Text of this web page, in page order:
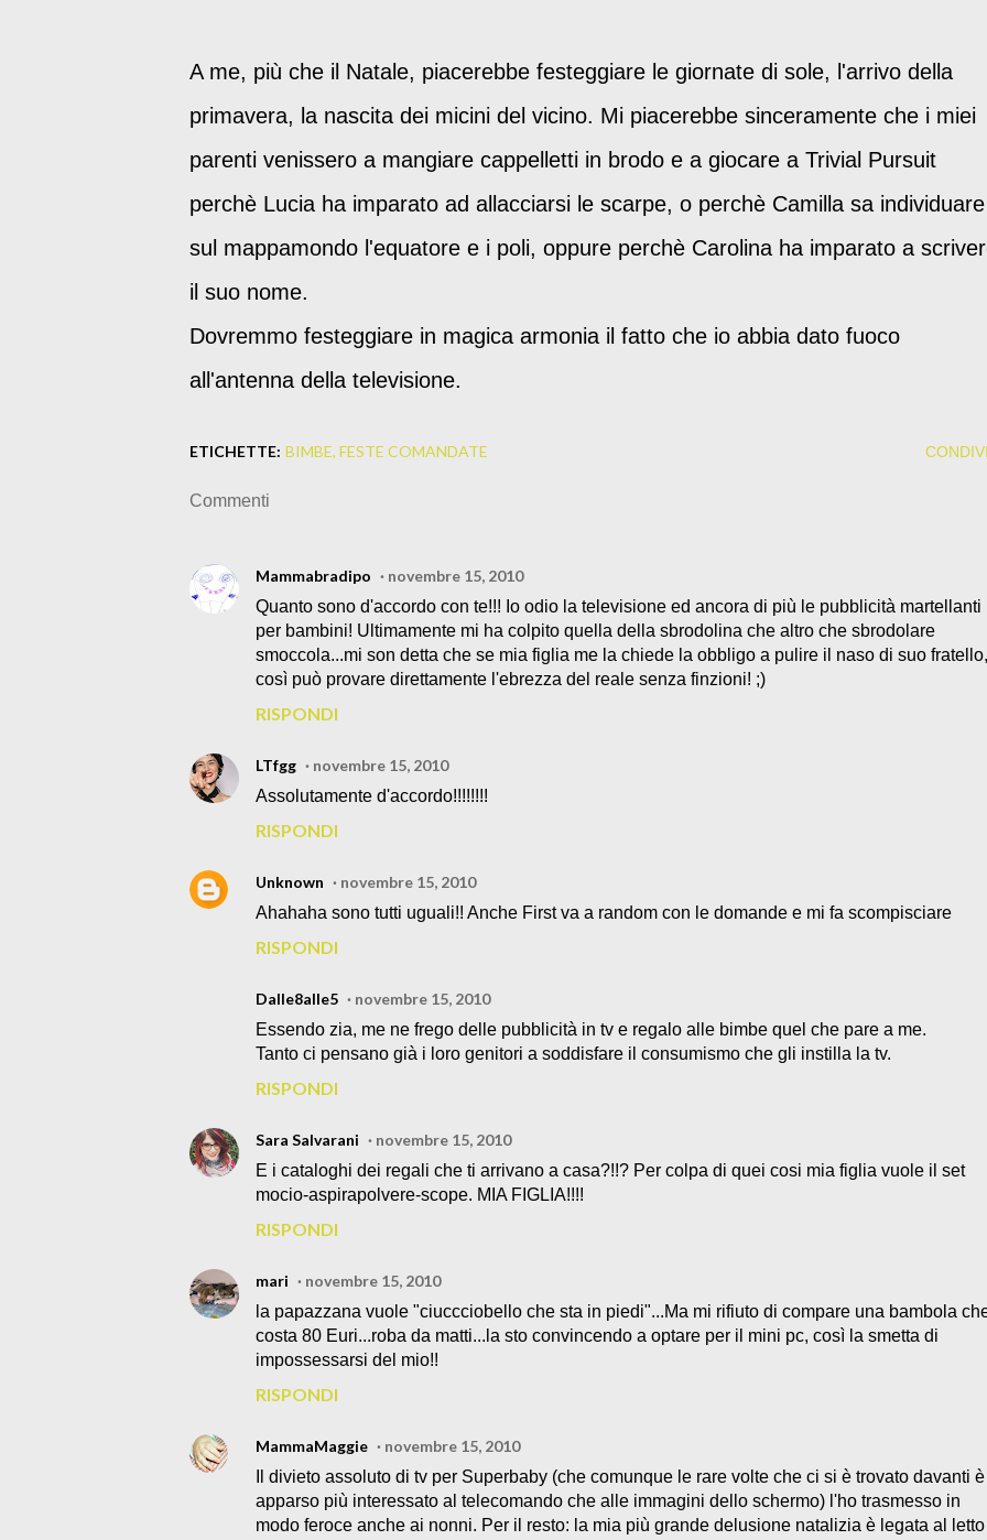
A me, più che il Natale, piacerebbe festeggiare le giornate di sole, l'arrivo della
primavera, la nascita dei micini del vicino. Mi piacerebbe sinceramente che i miei
parenti venissero a mangiare cappelletti in brodo e a giocare a Trivial Pursuit
perchè Lucia ha imparato ad allacciarsi le scarpe, o perchè Camilla sa individuare
sul mappamondo l'equatore e i poli, oppure perchè Carolina ha imparato a
il suo nome.
Dovremmo festeggiare in magica armonia il fatto che io abbia dato fuoco
all'antenna della televisione.
ETICHETTE: BIMBE FESTE COMANDATE
Commenti
Mammabradipo
novembre 15, 2010
Quanto sono d'accordo con te!!! Io odio la televisione ed ancora di più le pubblicità martellanti
per bambini! Ultimamente mi ha colpito quella della sbrodolina che altro che sbrodolare
smoccola...mi son detta che se mia figlia me la chiede la obbligo a pulire il naso di suo fratello,
così può provare direttamente l'ebrezza del reale senza finzioni! ;)
RISPONDI
LTfgg
novembre 15, 2010
Assolutamente d'accordo!!!!!!!!
RISPONDI
Unknown
novembre 15, 2010
Ahahaha sono tutti uguali!! Anche First va a random con le domande e mi fa scompisciare
RISPONDI
Dalle8alle5
novembre 15, 2010
Essendo zia, me ne frego delle pubblicità in tv e regalo alle bimbe quel che pare a me.
Tanto ci pensano già i loro genitori a soddisfare il consumismo che gli instilla la tv.
RISPONDI
Sara Salvarani
novembre 15, 2010
E i cataloghi dei regali che ti arrivano a casa?!!? Per colpa di quei cosi mia figlia vuole il set
mocio-aspirapolvere-scope. MIA FIGLIA!!!!
RISPONDI
mari
novembre 15, 2010
la papazzana vuole "ciuccciobello che sta in piedi"...Ma mi rifiuto di compare una bambola
costa 80 Euri...roba da matti...la sto convincendo a optare per il mini pc, così la smetta di
impossessarsi del mio!!
RISPONDI
MammaMaggie
novembre 15, 2010
Il divieto assoluto di tv per Superbaby (che comunque le rare volte che ci si è trovato davanti è
apparso più interessato al telecomando che alle immagini dello schermo) l'ho trasmesso in
modo feroce anche ai nonni. Per il resto: la mia più grande delusione natalizia è legata al